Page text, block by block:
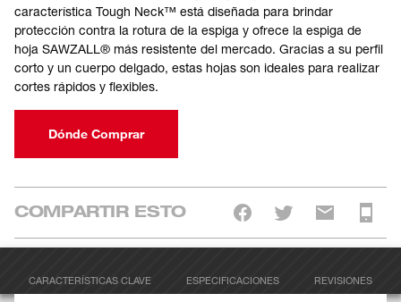
característica Tough Neck™ está diseñada para brindar
protección contra la rotura de la espiga y ofrece la espiga de
hoja SAWZALL® más resistente del mercado. Gracias a su perfil
corto y un cuerpo delgado, estas hojas son ideales para realizar
cortes rápidos y flexibles.
Dónde Comprar
COMPARTIR ESTO
CARACTERÍSTICAS CLAVE ESPECIFICACIONES REVISIONES